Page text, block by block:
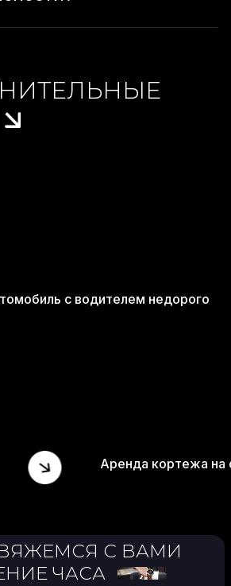
с водителем недорого
Аренда
С ВАМИ
ЧАСА